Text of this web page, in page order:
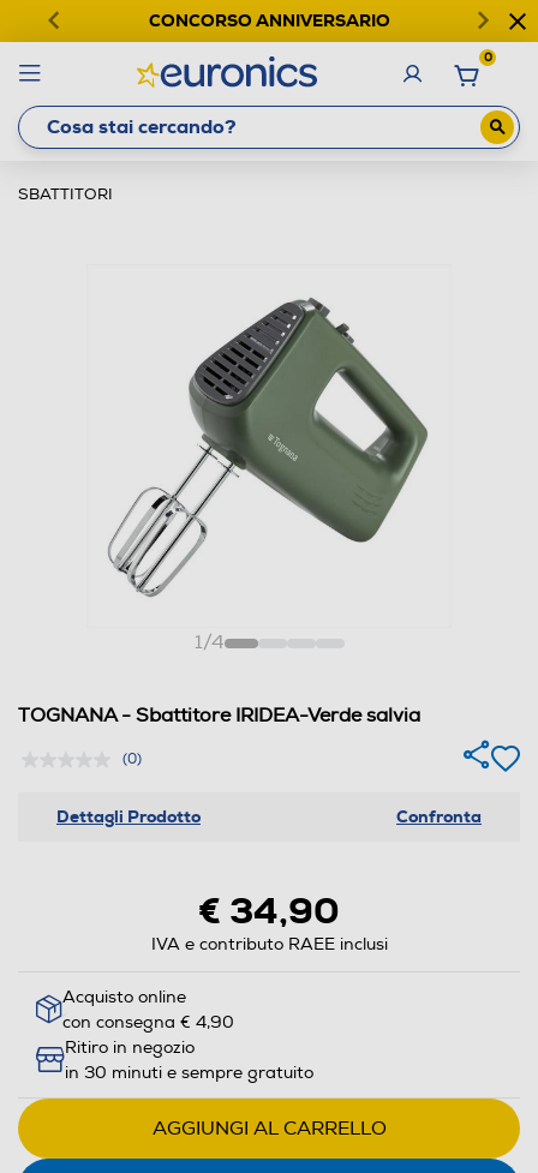
CONCORSO ANNIVERSARIO
0
SBATTITORI
1/4
TOGNANA - Sbattitore IRIDEA-Verde salvia
(0)
Dettagli Prodotto Confronta
€ 34,90
IVA e contributo RAEE inclusi
Acquisto online
con consegna € 4,90
Ritiro in negozio
in 30 minuti e sempre gratuito
AGGIUNGI AL CARRELLO